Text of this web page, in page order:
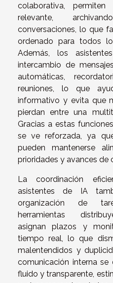
colaborativa, permiten
relevante,
conversaciones, lo que
ordenado para todos
Además, los
intercambio de
automáticas,
reuniones, lo que
informativo y evita que
pierdan entre una
Gracias a estas
se ve reforzada, ya
pueden mantenerse
prioridades y avances de
La coordinación
asistentes de IA
organización de
herramientas
asignan plazos y
tiempo real, lo que
malentendidos y
comunicación interna
fluido y transparente,